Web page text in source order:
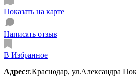
Показать на карте
Написать отзыв
В Избранное
Адрес:г.Краснодар, ул.Александра